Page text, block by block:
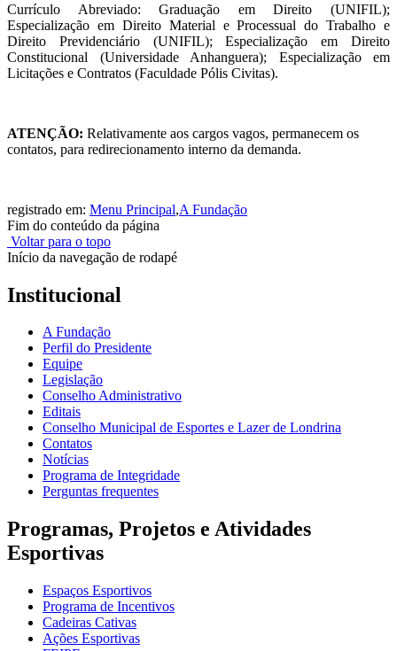
Currículo Abreviado: Graduação em Direito (UNIFIL);
Especialização em Direito Material e Processual do Trabalho e
Direito Previdenciário (UNIFIL); Especialização em Direito
Constitucional (Universidade Anhanguera); Especialização em
Licitações e Contratos (Faculdade Pólis Civitas).
ATENÇÃO: Relativamente aos cargos vagos, permanecem os
contatos, para redirecionamento interno da demanda.
registrado em: Menu Principal,A Fundação
Fim do conteúdo da página
Voltar para o topo
Início da navegação de rodapé
Institucional
A Fundação
Perfil do Presidente
Equipe
Legislação
Conselho Administrativo
Editais
Conselho Municipal de Esportes e Lazer de Londrina
Contatos
Notícias
Programa de Integridade
Perguntas frequentes
Programas, Projetos e Atividades
Esportivas
Espaços Esportivos
Programa de Incentivos
Cadeiras Cativas
Ações Esportivas